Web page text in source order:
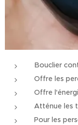
Bouclier
Offre les
Offre
Atténue les
Pour les